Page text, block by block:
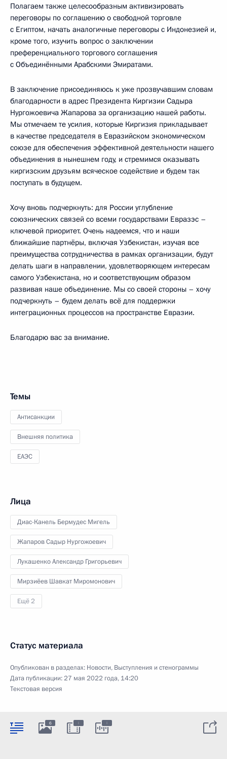
Полагаем также целесообразным активизировать
переговоры по соглашению о свободной торговле
с Египтом, начать аналогичные переговоры с Индонезией и,
кроме того, изучить вопрос о заключении
преференциального торгового соглашения
с Объединёнными Арабскими Эмиратами.
В заключение присоединяюсь к уже прозвучавшим словам
благодарности в адрес Президента Киргизии Садыра
Нургожоевича Жапарова за организацию нашей работы.
Мы отмечаем те усилия, которые Киргизия прикладывает
в качестве председателя в Евразийском экономическом
союзе для обеспечения эффективной деятельности нашего
объединения в нынешнем году, и стремимся оказывать
киргизским друзьям всяческое содействие и будем так
поступать в будущем.
Хочу вновь подчеркнуть: для России углубление
союзнических связей со всеми государствами Евразэс –
ключевой приоритет. Очень надеемся, что и наши
ближайшие партнёры, включая Узбекистан, изучая все
преимущества сотрудничества в рамках организации, будут
делать шаги в направлении, удовлетворяющем интересам
самого Узбекистана, но и соответствующим образом
развивая наше объединение. Мы со своей стороны – хочу
подчеркнуть – будем делать всё для поддержки
интеграционных процессов на пространстве Евразии.
Благодарю вас за внимание.
Темы
Антисанкции
Внешняя политика
ЕАЭС
Лица
Диас-Канель Бермудес Мигель
Жапаров Садыр Нургожоевич
Лукашенко Александр Григорьевич
Мирзиёев Шавкат Миромонович
Ещё 2
Статус материала
Опубликован в разделах: Новости, Выступления и стенограммы
Дата публикации:27 мая 2022 года, 14:20
Текстовая версия
6 : :